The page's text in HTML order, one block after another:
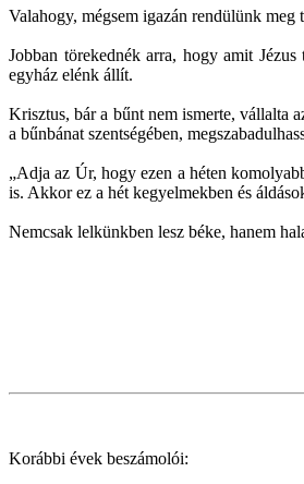
Valahogy, mégsem igazán rendülünk
Jobban törekednék arra, hogy amit
egyház elénk állít.
Krisztus, bár a bűnt nem ismerte, vállalta
a bűnbánat szentségében,
„Adja az Úr, hogy ezen a héten
is. Akkor ez a hét kegyelmekben és
Nemcsak lelkünkben lesz béke, hanem
Korábbi évek beszámolói: